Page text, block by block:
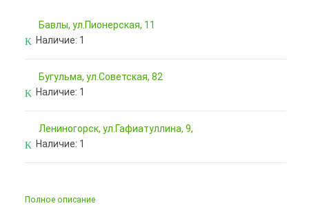
Бавлы, ул.Пионерская, 11
Наличие: 1
Бугульма, ул.Советская, 82
Наличие: 1
Лениногорск, ул.Гафиатуллина, 9,
Наличие: 1
Полное описание